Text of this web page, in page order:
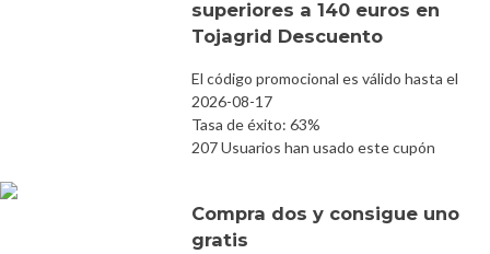
superiores a 140 euros en
Tojagrid Descuento
El código promocional es válido hasta el
2026-08-17
Tasa de éxito: 63%
207 Usuarios han usado este cupón
Compra dos y consigue uno
gratis